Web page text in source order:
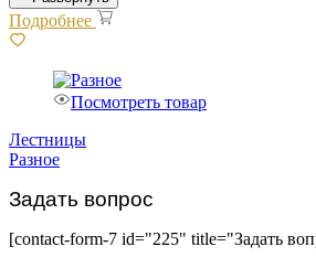
Подробнее
Посмотреть товар
Лестницы
Разное
Задать вопрос
[contact-form-7 id="225" title="Задать